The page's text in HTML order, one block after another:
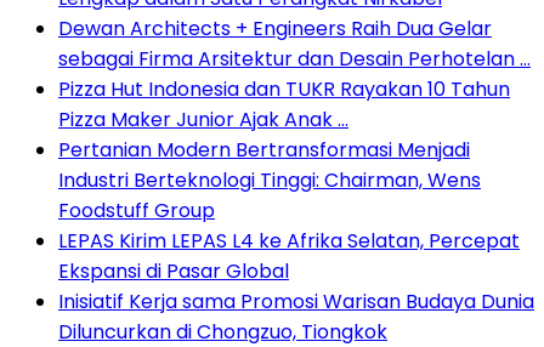
Dewan Architects + Engineers Raih Dua Gelar
sebagai Firma Arsitektur dan Desain Perhotelan …
Pizza Hut Indonesia dan TUKR Rayakan 10 Tahun
Pizza Maker Junior Ajak Anak …
Pertanian Modern Bertransformasi Menjadi
Industri Berteknologi Tinggi: Chairman, Wens
Foodstuff Group
LEPAS Kirim LEPAS L4 ke Afrika Selatan, Percepat
Ekspansi di Pasar Global
Inisiatif Kerja sama Promosi Warisan Budaya Dunia
Diluncurkan di Chongzuo, Tiongkok